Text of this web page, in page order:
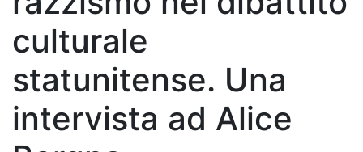
culturale
statunitense. Una
intervista ad Alice